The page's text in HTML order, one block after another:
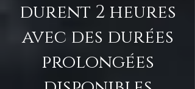
durent 2 heures
avec des durées
prolongées